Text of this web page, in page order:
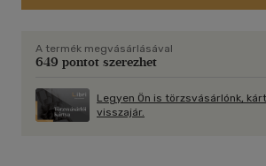
A termék megvásárlásával
649 pontot szerezhet
Legyen Ön is törzsvásárlónk,
visszajár.